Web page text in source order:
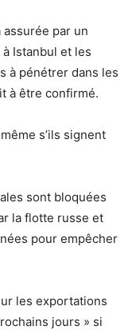
par un
Istanbul et les
à pénétrer dans les
à être confirmé.
s’ils signent
sont bloquées
la flotte russe et
pour empêcher
les exportations
jours » si